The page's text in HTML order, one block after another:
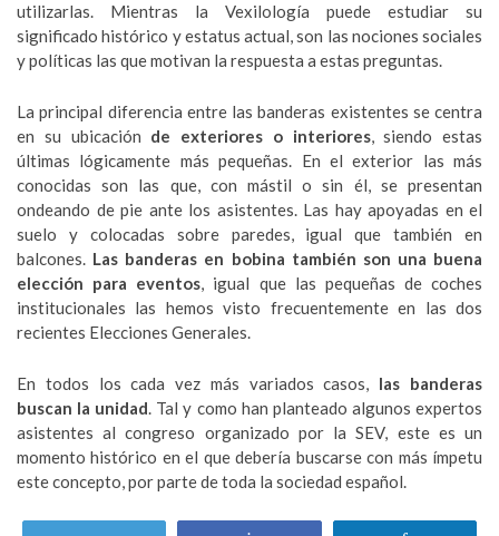
utilizarlas. Mientras la Vexilología puede estudiar su
significado histórico y estatus actual, son las nociones sociales
y políticas las que motivan la respuesta a estas preguntas.
La principal diferencia entre las banderas existentes se centra
en su ubicación de exteriores o interiores, siendo estas
últimas lógicamente más pequeñas. En el exterior las más
conocidas son las que, con mástil o sin él, se presentan
ondeando de pie ante los asistentes. Las hay apoyadas en el
suelo y colocadas sobre paredes, igual que también en
balcones. Las banderas en bobina también son una buena
elección para eventos, igual que las pequeñas de coches
institucionales las hemos visto frecuentemente en las dos
recientes Elecciones Generales.
En todos los cada vez más variados casos, las banderas
buscan la unidad. Tal y como han planteado algunos expertos
asistentes al congreso organizado por la SEV, este es un
momento histórico en el que debería buscarse con más ímpetu
este concepto, por parte de toda la sociedad español.